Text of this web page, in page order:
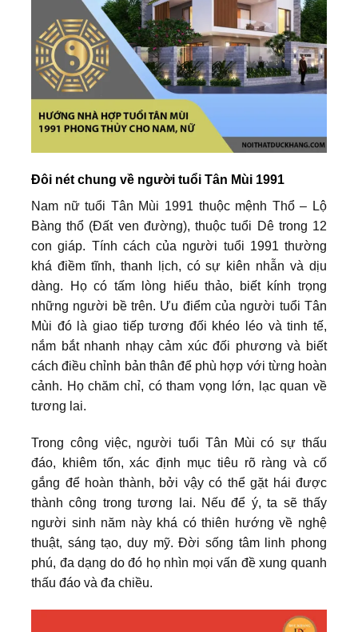
Đôi nét chung về người tuổi Tân Mùi 1991
Nam nữ tuổi Tân Mùi 1991 thuộc mệnh Thổ – Lộ
Bàng thổ (Đất ven đường), thuộc tuổi Dê trong 12
con giáp. Tính cách của người tuổi 1991 thường
khá điềm tĩnh, thanh lịch, có sự kiên nhẫn và dịu
dàng. Họ có tấm lòng hiếu thảo, biết kính trọng
những người bề trên. Ưu điểm của người tuổi Tân
Mùi đó là giao tiếp tương đối khéo léo và tinh tế,
nắm bắt nhanh nhạy cảm xúc đối phương và biết
cách điều chỉnh bản thân để phù hợp với từng hoàn
cảnh. Họ chăm chỉ, có tham vọng lớn, lạc quan về
tương lai.
Trong công việc, người tuổi Tân Mùi có sự thấu
đáo, khiêm tốn, xác định mục tiêu rõ ràng và cố
gắng để hoàn thành, bởi vậy có thể gặt hái được
thành công trong tương lai. Nếu để ý, ta sẽ thấy
người sinh năm này khá có thiên hướng về nghệ
thuật, sáng tạo, duy mỹ. Đời sống tâm linh phong
phú, đa dạng do đó họ nhìn mọi vấn đề xung quanh
thấu đáo và đa chiều.